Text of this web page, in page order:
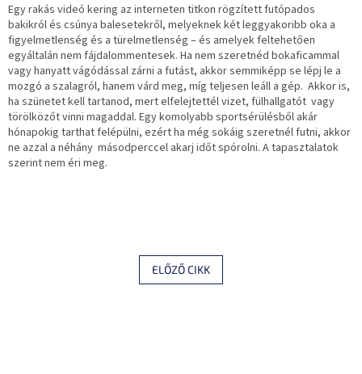
Egy rakás videó kering az interneten titkon rögzített futópados
bakikról és csúnya balesetekről, melyeknek két leggyakoribb oka a
figyelmetlenség és a türelmetlenség – és amelyek feltehetően
egyáltalán nem fájdalommentesek. Ha nem szeretnéd bokaficammal
vagy hanyatt vágódással zárni a futást, akkor semmiképp se lépj le a
mozgó a szalagról, hanem várd meg, míg teljesen leáll a gép. Akkor is,
ha szünetet kell tartanod, mert elfelejtettél vizet, fülhallgatót vagy
törölközőt vinni magaddal. Egy komolyabb sportsérülésből akár
hónapokig tarthat felépülni, ezért ha még sokáig szeretnél futni, akkor
ne azzal a néhány másodperccel akarj időt spórolni. A tapasztalatok
szerint nem éri meg.
ELŐZŐ CIKK